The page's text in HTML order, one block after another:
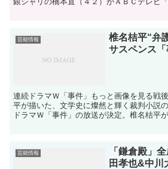
芸能情報
椎名桔平“弁
サスペンス
連続ドラマＷ「事件」もっと画像を見る戦
平が描いた、文学史に燦然と輝く裁判小説
ドラマＷ「事件」の放送が決定。椎名桔平
芸能情報
「鎌倉殿」
田孝也&中川